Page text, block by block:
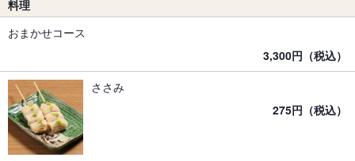
料理
おまかせコース
3,300円（税込）
ささみ
275円（税込）